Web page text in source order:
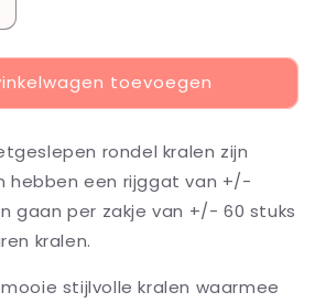
toevoegen
rondel kralen zijn
hebben een rijggat van +/-
gaan per zakje van +/- 60 stuks
kralen.
stijlvolle kralen waarmee